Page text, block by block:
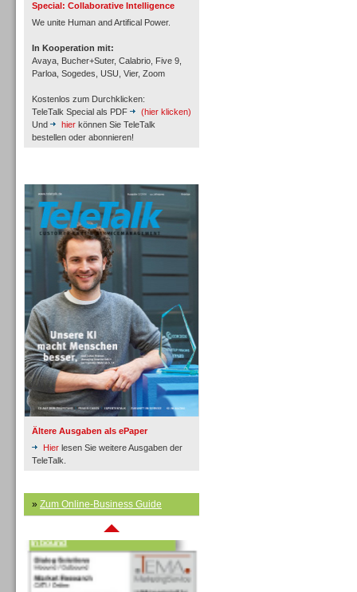
Special: Collaborative Intelligence
We unite Human and Artifical Power.
In Kooperation mit:
Avaya, Bucher+Suter, Calabrio, Five 9,
Parloa, Sogedes, USU, Vier, Zoom
Kostenlos zum Durchklicken:
TeleTalk Special als PDF
(hier klicken)
Und
hier können Sie TeleTalk
bestellen oder abonnieren!
Ältere Ausgaben als ePaper
Hier lesen Sie weitere Ausgaben der
TeleTalk.
» Zum Online-Business Guide
Inbound
Inbound